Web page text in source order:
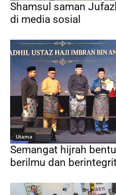
Shamsul saman
di media sosial
Utama
Semangat hijrah
berilmu dan